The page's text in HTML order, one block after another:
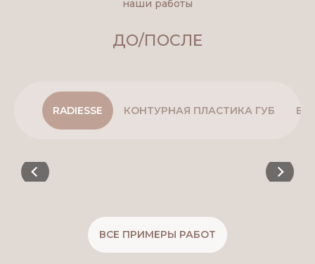
наши работы
ДО/ПОСЛЕ
RADIESSE КОНТУРНАЯ ПЛАСТИКА ГУБ
ВСЕ ПРИМЕРЫ РАБОТ